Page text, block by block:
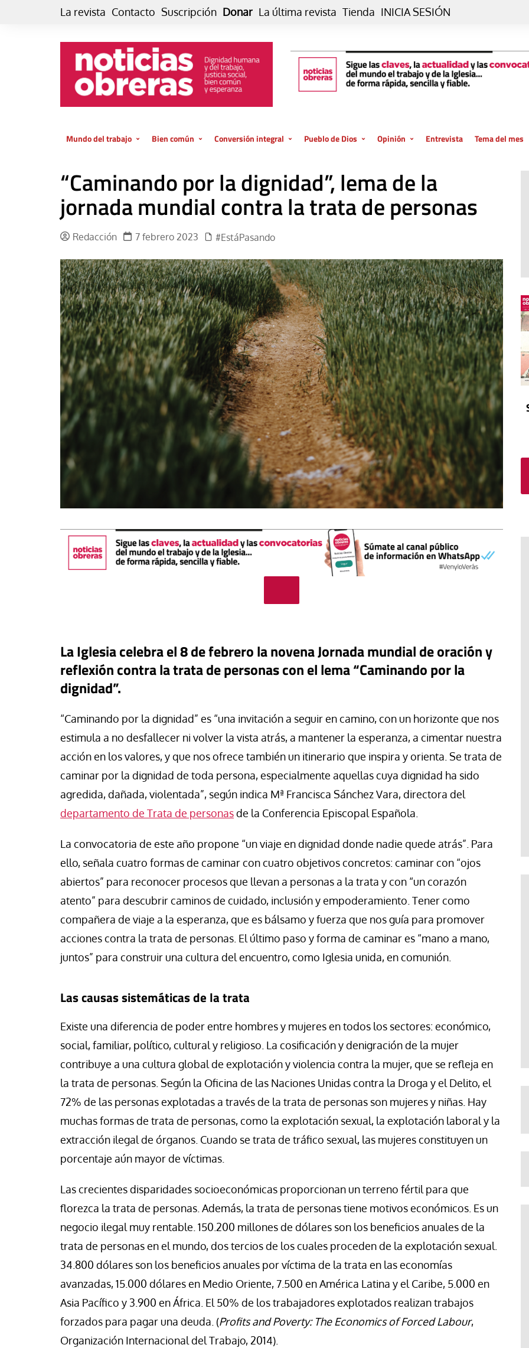
La revista Contacto Suscripción Donar La última revista Tienda INICIA SESIÓN
Mundo del trabajo
El trabajo es para la vida
GlobalizAcción
MMTC
Laboral
La mundialización
El amor en el mundo
Los empobrecidos por el
mundo
Radio — Mundo obrero hoy
Vidas precarias
Bien común
Economía
Conversión integral
de vida… es posible
El cuidado de la creación
Experiencia
Cultura
Libro
Cine
Dos minutos
Aplicaciones
Música
Poesía
Relato
Pueblo de Dios
La oración de cada día
Vaticano
El atrio
In memoriam
Opinión
Blog De paso…
Blog Eutopía
Viñeta
Tribuna
Blog Sembrando sueños,
recogiendo humanidad
Blog Mensajes guardados
La columna
Entrevista Tema del mes
“Caminando por la dignidad”, lema de la
jornada mundial contra la trata de personas
Redacción 7 febrero 2023 #EstáPasando
La Iglesia celebra el8 de febrerola novenaJornada mundial de oración y
reflexión contra la trata de personascon ellema “Caminando por la
dignidad”.
“Caminando por la dignidad” es “una invitación a seguir en camino, con un horizonte que nos
estimula a no desfallecer ni volver la vista atrás, a mantener la esperanza, a cimentar nuestra
acción en los valores, y que nos ofrece también un itinerario que inspira y orienta. Se trata de
caminar por la dignidad de toda persona, especialmente aquellas cuya dignidad ha sido
agredida, dañada, violentada”, según indica Mª Francisca Sánchez Vara, directora del
departamento de Trata de personasde la Conferencia Episcopal Española.
La convocatoria de este año propone “un viaje en dignidad donde nadie quede atrás”. Para
ello, señala cuatro formas de caminar con cuatro objetivos concretos: caminar con “ojos
abiertos” para reconocer procesos que llevan a personas a la trata y con “un corazón
atento” para descubrir caminos de cuidado, inclusión y empoderamiento. Tener como
compañera de viaje a la esperanza, que es bálsamo y fuerza que nos guía para promover
acciones contra la trata de personas. El último paso y forma de caminar es “mano a mano,
juntos” para construir una cultura del encuentro, como Iglesia unida, en comunión.
Las causas sistemáticas de la trata
Existe una diferencia de poder entre hombres y mujeres en todos los sectores: económico,
social, familiar, político, cultural y religioso. La cosificación y denigración de la mujer
contribuye a una cultura global de explotación y violencia contra la mujer, que se refleja en
la trata de personas. Según la Oficina de las Naciones Unidas contra la Droga y el Delito, el
72% de las personas explotadas a través de la trata de personas son mujeres y niñas. Hay
muchas formas de trata de personas, como la explotación sexual, la explotación laboral y la
extracción ilegal de órganos. Cuando se trata de tráfico sexual, las mujeres constituyen un
porcentaje aún mayor de víctimas.
Las crecientes disparidades socioeconómicas proporcionan un terreno fértil para que
florezca la trata de personas. Además, la trata de personas tiene motivos económicos. Es un
negocio ilegal muy rentable. 150.200 millones de dólares son los beneficios anuales de la
trata de personas en el mundo, dos tercios de los cuales proceden de la explotación sexual.
34.800 dólares son los beneficios anuales por víctima de la trata en las economías
avanzadas, 15.000 dólares en Medio Oriente, 7.500 en América Latina y el Caribe, 5.000 en
Asia Pacífico y 3.900 en África. El 50% de los trabajadores explotados realizan trabajos
forzados para pagar una deuda. (Profits and Poverty: The Economics of Forced Labour,
Organización Internacional del Trabajo, 2014).
una pieza más en el
para el iliberalismo que
contra las democracias Tribuna
La otra orilla
José Luis Iglesias
#EstáPasando
Movimientos populares y
sindicatos de Argentina marchan
en San Cayetano en demanda de
“paz, pan, tierra, techo y trabajo”
Jose Luis Palacios